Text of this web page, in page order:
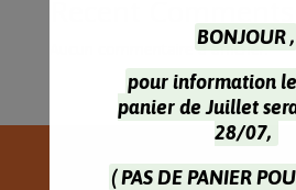
Aucun commentaire à afficher.
BONJOUR ,
pour information
panier de Juillet
28/07,
( PAS DE PANIER